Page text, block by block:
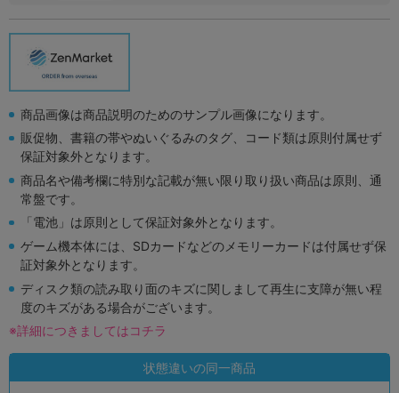
商品画像は商品説明のためのサンプル画像になります。
販促物、書籍の帯やぬいぐるみのタグ、コード類は原則付属せず
保証対象外となります。
商品名や備考欄に特別な記載が無い限り取り扱い商品は原則、通
常盤です。
「電池」は原則として保証対象外となります。
ゲーム機本体には、SDカードなどのメモリーカードは付属せず保
証対象外となります。
ディスク類の読み取り面のキズに関しまして再生に支障が無い程
度のキズがある場合がございます。
※詳細につきましてはコチラ
状態違いの同一商品